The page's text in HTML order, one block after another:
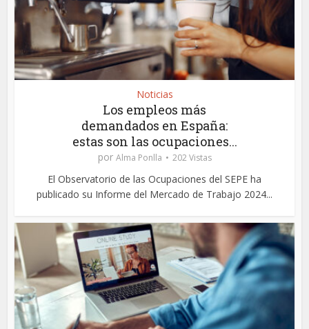
Noticias
Los empleos más
demandados en España:
estas son las ocupaciones...
por Alma Ponlla 202 Vistas
El Observatorio de las Ocupaciones del SEPE ha
publicado su Informe del Mercado de Trabajo 2024...